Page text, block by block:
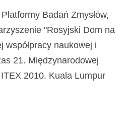
Badań Zmysłów,
"Rosyjski Dom na
współpracy naukowej i
21. Międzynarodowej
2010. Kuala Lumpur